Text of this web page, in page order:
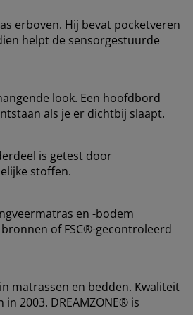
erboven. Hij bevat pocketveren
helpt de sensorgestuurde
look. Een hoofdbord
​​als je er dichtbij slaapt.
is getest door
stoffen.
en -bodem
of FSC®-gecontroleerd
matrassen en bedden. Kwaliteit
2003. DREAMZONE® is